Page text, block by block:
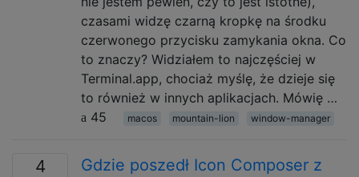
czasami widzę czarną kropkę na środku
czerwonego przycisku zamykania okna. Co
to znaczy? Widziałem to najczęściej w
Terminal.app, chociaż myślę, że dzieje się
to również w innych aplikacjach. Mówię …
45
macos mountain-lion window-manager
4
Gdzie poszedł Icon Composer z